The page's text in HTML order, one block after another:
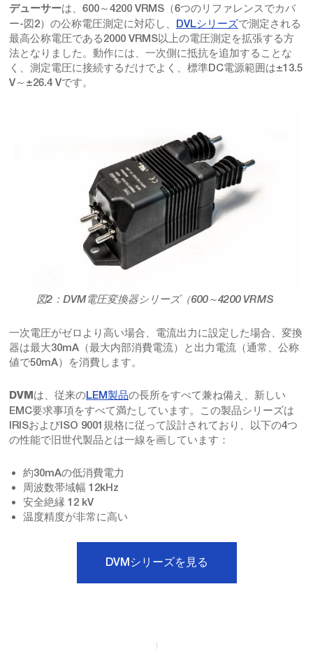
デューサーは、600～4200 VRMS（6つのリファレンスでカバ
ー-図2）の公称電圧測定に対応し、 DVLシリーズで測定される
最高公称電圧である2000 VRMS以上の電圧測定を拡張する方
法となりました。動作には、一次側に抵抗を追加することな
く、測定電圧に接続するだけでよく、標準DC電源範囲は±13.5
V～±26.4 Vです。
図2：DVM電圧変換器シリーズ（600～4200 VRMS
一次電圧がゼロより高い場合、電流出力に設定した場合、変換
器は最大30mA（最大内部消費電流）と出力電流（通常、公称
値で50mA）を消費します。
DVM は、従来のLEM製品の長所をすべて兼ね備え、新しい
EMC要求事項をすべて満たしています。この製品シリーズは
IRISおよびISO 9001規格に従って設計されており、以下の4つ
の性能で旧世代製品とは一線を画しています：
約30mAの低消費電力
周波数帯域幅 12kHz
安全絶縁 12 kV
温度精度が非常に高い
DVMシリーズを見る